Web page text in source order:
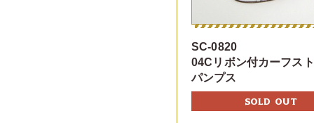
SC-0820
04Cリボン付カーフス
パンプス
SOLD OUT